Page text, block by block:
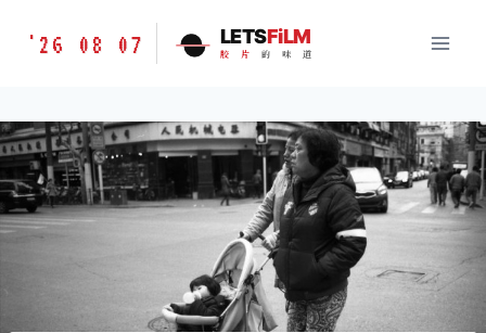
胶
味
道
LETSFILM
'26 08 07 LETSFiLM
胶 片 的 味 道